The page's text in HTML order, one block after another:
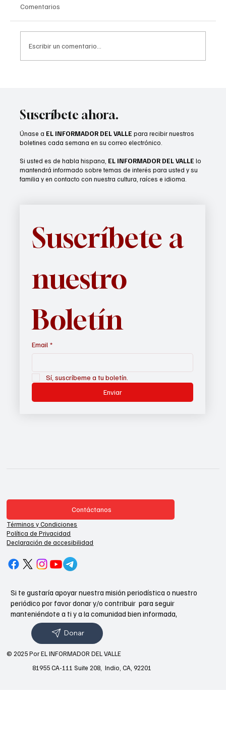
Comentarios
Escribir un comentario...
Suscríbete ahora.
Únase a EL INFORMADOR DEL VALLE para recibir nuestros
boletines cada semana en su correo electrónico.
Si usted es de habla hispana, EL INFORMADOR DEL VALLE lo
mantendrá informado sobre temas de interés para usted y su
familia y en contacto con nuestra cultura, raíces e idioma.
Suscríbete a
nuestro
Boletín
Email *
Sí, suscríbeme a tu boletín.
Enviar
Contáctanos
Términos y Condiciones
Política de Privacidad
Declaración de accesibilidad
Si te gustaría apoyar nuestra misión periodística o nuestro
periódico por favor donar y/o contribuir para seguir
manteniéndote a ti y a la comunidad bien informada,
Donar
81955 CA-111 Suite 208, Indio, CA, 92201
© 2025 Por EL INFORMADOR DEL VALLE